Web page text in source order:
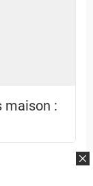
maison :